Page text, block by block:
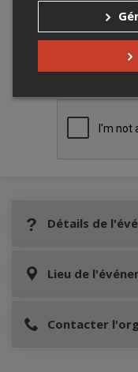
Merci de
Détails de
Lieu de
Contacter